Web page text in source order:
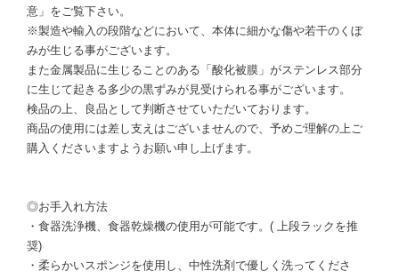
意」をご覧下さい。
※製造や輸入の段階などにおいて、本体に細かな傷や若干のくぼ
みが生じる事がございます。
また金属製品に生じることのある「酸化被膜」がステンレス部分
に生じて起きる多少の黒ずみが見受けられる事がございます。
検品の上、良品として判断させていただいております。
商品の使用には差し支えはございませんので、予めご理解の上ご
購入くださいますようお願い申し上げます。
◎お手入れ方法
・食器洗浄機、食器乾燥機の使用が可能です。( 上段ラックを推
奨)
・柔らかいスポンジを使用し、中性洗剤で優しく洗ってくださ